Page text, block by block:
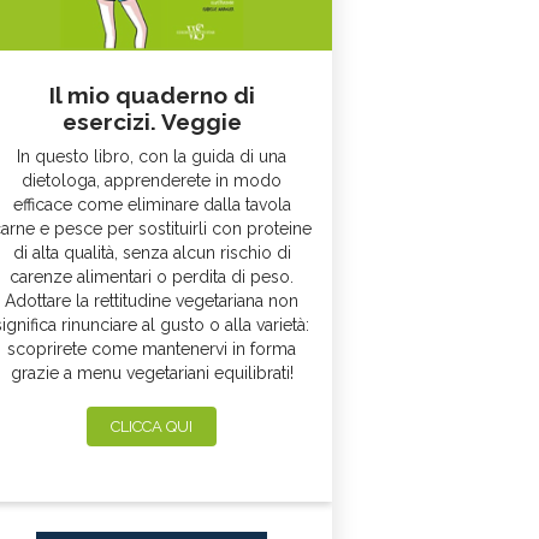
Il mio quaderno di
esercizi. Veggie
In questo libro, con la guida di una
dietologa, apprenderete in modo
efficace come eliminare dalla tavola
e pesce per sostituirli con proteine
di alta qualità, senza alcun rischio di
carenze alimentari o perdita di peso.
Adottare la rettitudine vegetariana non
rinunciare al gusto o alla varietà:
scoprirete come mantenervi in forma
grazie a menu vegetariani equilibrati!
CLICCA QUI